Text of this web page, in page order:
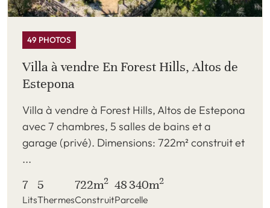
49 PHOTOS
Villa à vendre En Forest Hills, Altos de
Estepona
Villa à vendre à Forest Hills, Altos de Estepona
avec 7 chambres, 5 salles de bains et a
garage (privé). Dimensions: 722m² construit et
...
7
Lits
5
Thermes
722m2
Construit
48 340m2
Parcelle